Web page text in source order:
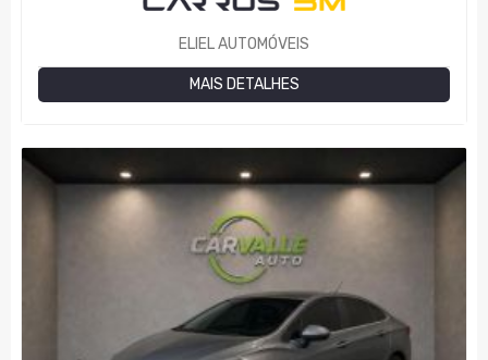
ELIEL AUTOMÓVEIS
MAIS DETALHES